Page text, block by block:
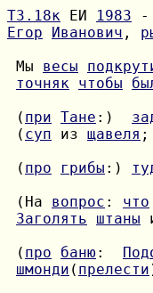
Т3.18к ЕИ 1983 -
Егор
Иванович ,
Мы весы
точняк чтобы
( при Тане :)
( суп из щавеля ;
( про грибы :)
(На вопрос : что
Заголять
штаны
( про баню:
шмонди ( прелести